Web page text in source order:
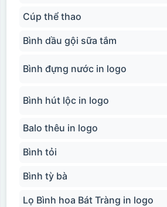
Cúp thể thao
Bình dầu gội sữa tắm
Bình đựng nước in logo
Bình hút lộc in logo
Balo thêu in logo
Bình tỏi
Bình tỳ bà
Lọ Bình hoa Bát Tràng in logo